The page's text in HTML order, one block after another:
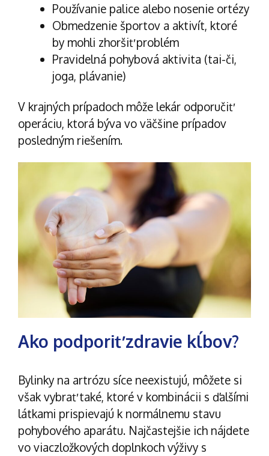
Používanie palice alebo nosenie ortézy
Obmedzenie športov a aktivít, ktoré
by mohli zhoršiť problém
Pravidelná pohybová aktivita (tai-či,
joga, plávanie)
V krajných prípadoch môže lekár odporučiť
operáciu, ktorá býva vo väčšine prípadov
posledným riešením.
Ako podporiť zdravie kĺbov?
Bylinky na artrózu síce neexistujú, môžete si
však vybrať také, ktoré v kombinácii s ďalšími
látkami prispievajú k normálnemu stavu
pohybového aparátu. Najčastejšie ich nájdete
vo viaczložkových doplnkoch výživy s